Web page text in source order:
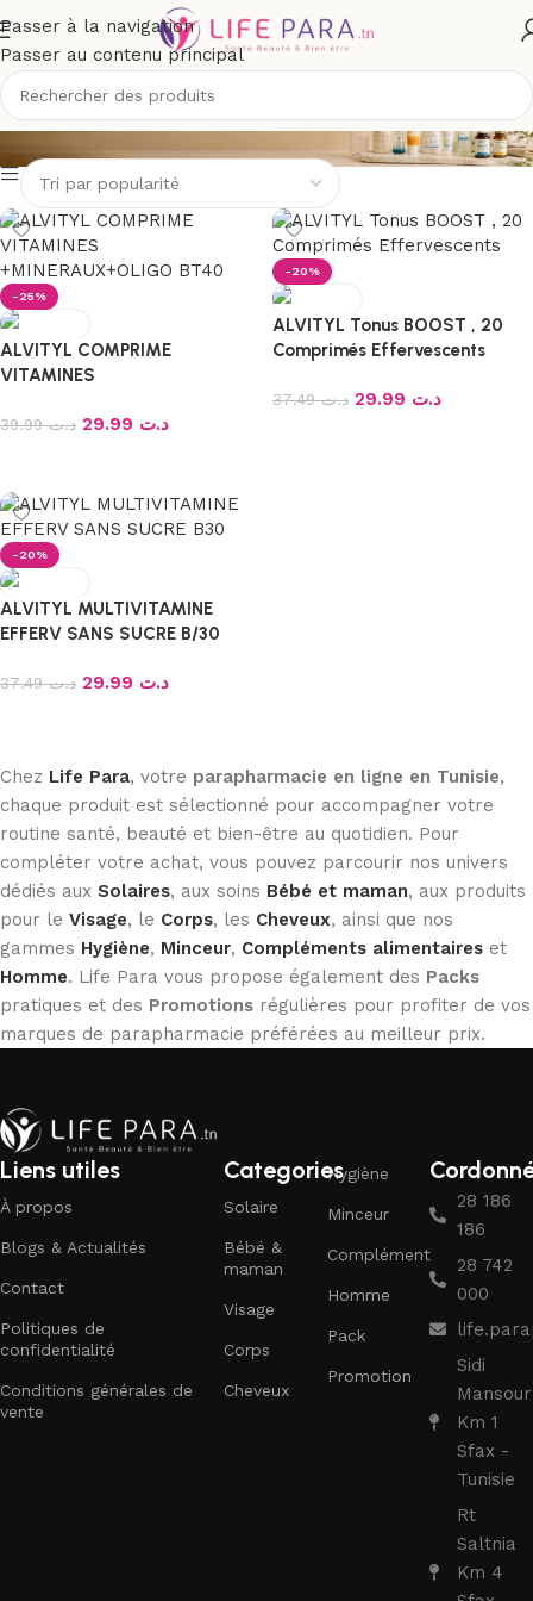
Passer à la navigation
Passer au contenu principal
ALVITYL
-25%
ALVITYL COMPRIME
VITAMINES
د.ت39.99 د.ت
-20%
ALVITYL Tonus BOOST , 20
Comprimés Effervescents
د.ت37.49 د.ت
-20%
ALVITYL MULTIVITAMINE
EFFERV SANS SUCRE B/30
د.ت37.49 د.ت
Chez Life Para, votre parapharmacie en ligne en Tunisie,
chaque produit est sélectionné pour accompagner votre
routine santé, beauté et bien-être au quotidien. Pour
compléter votre achat, vous pouvez parcourir nos univers
dédiés aux Solaires, aux soins Bébé et maman, aux produits
pour le Visage, le Corps, les Cheveux, ainsi que nos
gammes Hygiène, Minceur, Compléments alimentaires et
Homme. Life Para vous propose également des Packs
pratiques et des Promotions régulières pour profiter de vos
marques de parapharmacie préférées au meilleur prix.
Liens utiles
À propos
Blogs & Actualités
Contact
Politiques de
confidentialité
Conditions générales de
vente
Categories
Solaire
Bébé &
maman
Visage
Corps
Cheveux
Hygiène
Minceur
Complément
Homme
Pack
Promotion
28 186
186
28 742
000
Sidi
Mansour
Km 1
Sfax -
Tunisie
Rt
Saltnia
Km 4